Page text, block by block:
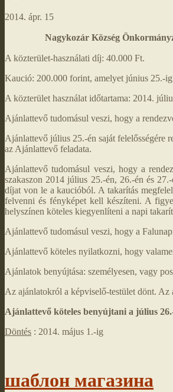
2014. ápr. 15
Nagykozár Község
A közterület-használati díj: 40.000 Ft.
Kaució: 200.000 forint, amelyet június 25.-
A közterület használat időtartama: 2014.
Ajánlattevő tudomásul veszi, hogy a
Ajánlattevő július 25.-én saját felelősségére
az Ajánlattevő feladata.
Ajánlattevő tudomásul veszi, hogy a
szakaszon 2014 július 25.-én, 26.-én és
díjat von le a kaucióból. A takarítás
felvenni és fényképet kell készíteni. A
helyszínen köteles kiegyenlíteni a napi
Ajánlattevő tudomásul veszi, hogy a
Ajánlattevő köteles nyilatkozni, hogy
Ajánlatok benyújtása: személyesen, vagy
Az ajánlatokról a képviselő-testület dönt. Az
Ajánlattevő köteles benyújtani a július
Döntés : 2014. május 1.-ig
шаблон магазина